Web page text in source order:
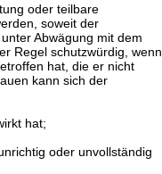
oder teilbare
soweit der
Abwägung mit dem
Regel schutzwürdig, wenn
hat, die er nicht
kann sich der
hat;
oder unvollständig